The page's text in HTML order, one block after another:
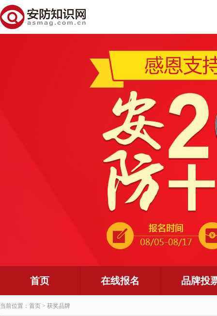
首页 在线报名 品牌投
当前位置：首页 > 获奖品牌